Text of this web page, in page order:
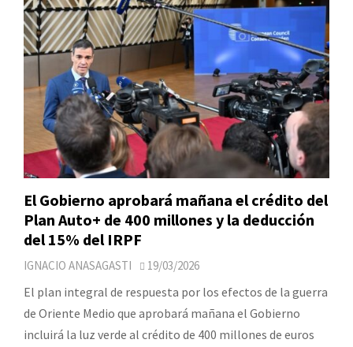
El Gobierno aprobará mañana el crédito del
Plan Auto+ de 400 millones y la deducción
del 15% del IRPF
IGNACIO ANASAGASTI 19/03/2026
El plan integral de respuesta por los efectos de la guerra
de Oriente Medio que aprobará mañana el Gobierno
incluirá la luz verde al crédito de 400 millones de euros